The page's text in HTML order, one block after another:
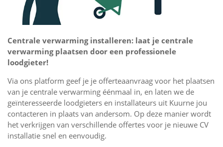
Centrale verwarming installeren: laat je centrale
verwarming plaatsen door een professionele
loodgieter!
Via ons platform geef je je offerteaanvraag voor het plaatsen
van je centrale verwarming éénmaal in, en laten we de
geïnteresseerde loodgieters en installateurs uit Kuurne jou
contacteren in plaats van andersom. Op deze manier wordt
het verkrijgen van verschillende offertes voor je nieuwe CV
installatie snel en eenvoudig.